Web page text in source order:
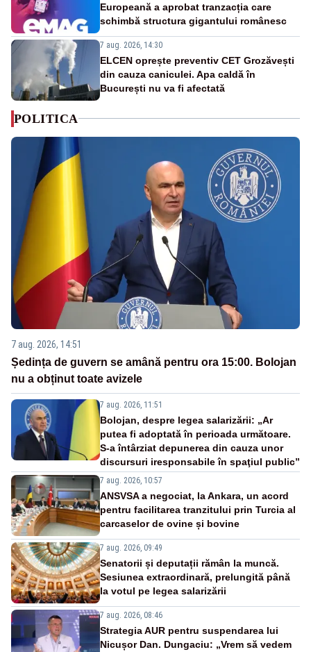
Europeană a aprobat tranzacția care
schimbă structura gigantului românesc
7 aug. 2026, 14:30
ELCEN oprește preventiv CET Grozăvești
din cauza caniculei. Apa caldă în
București nu va fi afectată
POLITICA
7 aug. 2026, 14:51
Ședința de guvern se amână pentru ora 15:00. Bolojan
nu a obținut toate avizele
7 aug. 2026, 11:51
Bolojan, despre legea salarizării: „Ar
putea fi adoptată în perioada următoare.
S-a întârziat depunerea din cauza unor
discursuri iresponsabile în spaţiul public”
7 aug. 2026, 10:57
ANSVSA a negociat, la Ankara, un acord
pentru facilitarea tranzitului prin Turcia al
carcaselor de ovine și bovine
7 aug. 2026, 09:49
Senatorii și deputații rămân la muncă.
Sesiunea extraordinară, prelungită până
la votul pe legea salarizării
7 aug. 2026, 08:46
Strategia AUR pentru suspendarea lui
Nicușor Dan. Dungaciu: „Vrem să vedem